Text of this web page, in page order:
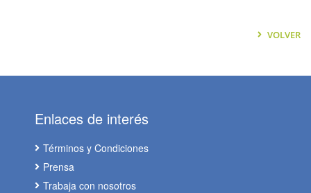
VOLVER
Enlaces de interés
Términos y Condiciones
Prensa
Trabaja con nosotros